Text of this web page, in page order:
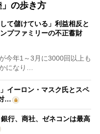
の歩き方
て儲けている」利益相反と
プファミリーの不正蓄財
今年1～3月に3000回以上も
になり…
イーロン・マスク氏とスペ
…
行、商社、ゼネコンは最高